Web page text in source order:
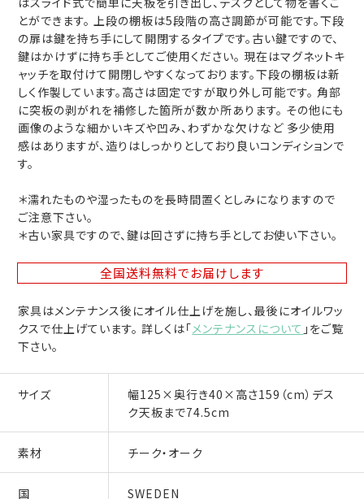
とができます。 上段の棚板は5段階の高さ調節が可能です。下段
の扉は鍵を持ち手にして開閉するタイプです。古い鍵ですので、
鍵はかけずに持ち手としてご使用ください。 現在はマグネットキ
ャッチを取付けて開閉しやすくなっております。下段の棚板は新
しく作製しています。高さは固定ですが取り外し可能です。 角部
に突板の剥がれを補修した箇所が数か所あります。 その他にも
画像のような細かいキズや凹み、わずかな欠けなど 多少使用
感はありますが、造りはしっかりとしており良いコンディションで
す。
＊濡れたものや湿ったものを長時間置くとしみになりますので
ご注意下さい。
＊古い家具ですので、鍵は回さずに持ち手としてお使い下さい。
全国送料無料でお届けします
家具はメンテナンス後にオイル仕上げを施し、最後にオイルワッ
クスで仕上げています。 詳しくは「メンテナンスについて 」をご覧
下さい。
サイズ
幅125×奥行き40×高さ159（cm）デス
ク天板まで74.5cm
素材 チーク・オーク
国 SWEDEN